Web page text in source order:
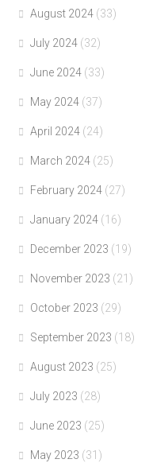
August 2024 (33)
July 2024 (32)
June 2024 (33)
May 2024 (37)
April 2024 (24)
March 2024 (25)
February 2024 (27)
January 2024 (16)
December 2023 (19)
November 2023 (21)
October 2023 (29)
September 2023 (18)
August 2023 (25)
July 2023 (28)
June 2023 (25)
May 2023 (31)